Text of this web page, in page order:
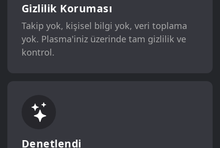
Gizlilik Koruması
Takip yok, kişisel bilgi yok, veri toplama
yok. Plasma'iniz üzerinde tam gizlilik ve
kontrol.
Denetlendi